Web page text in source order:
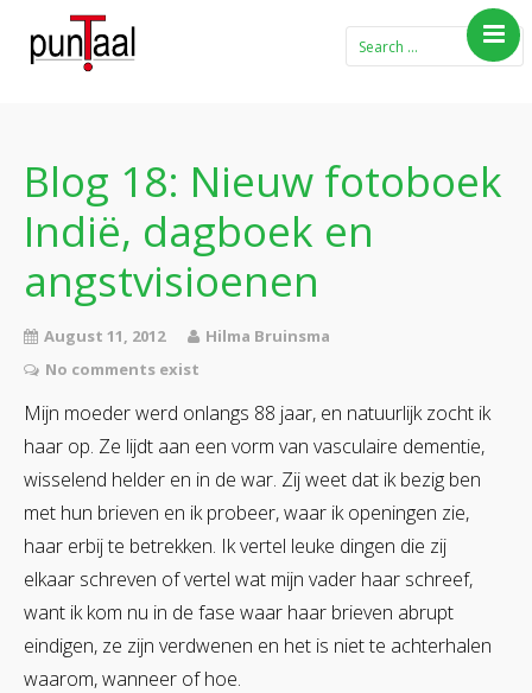
theemeubel
Boeken
Verhalen
Gedichten
Contact
Blog 18: Nieuw fotoboek
Indië, dagboek en
angstvisioenen
August 11, 2012
Hilma Bruinsma
No comments exist
Mijn moeder werd onlangs 88 jaar, en natuurlijk zocht ik
haar op. Ze lijdt aan een vorm van vasculaire dementie,
wisselend helder en in de war. Zij weet dat ik bezig ben
met hun brieven en ik probeer, waar ik openingen zie,
haar erbij te betrekken. Ik vertel leuke dingen die zij
elkaar schreven of vertel wat mijn vader haar schreef,
want ik kom nu in de fase waar haar brieven abrupt
eindigen, ze zijn verdwenen en het is niet te achterhalen
waarom, wanneer of hoe.